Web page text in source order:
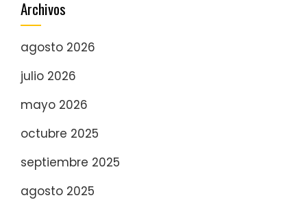
Archivos
agosto 2026
julio 2026
mayo 2026
octubre 2025
septiembre 2025
agosto 2025